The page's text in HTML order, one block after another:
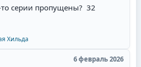
посмотреть необычную
то серии пропущены? 32
Хильда
6 февраль 2026